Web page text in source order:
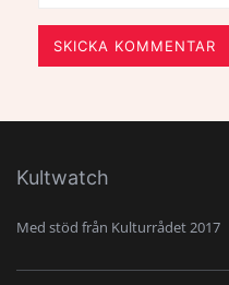
SKICKA KOMMENTAR
Kultwatch
Med stöd från Kulturrådet 2017